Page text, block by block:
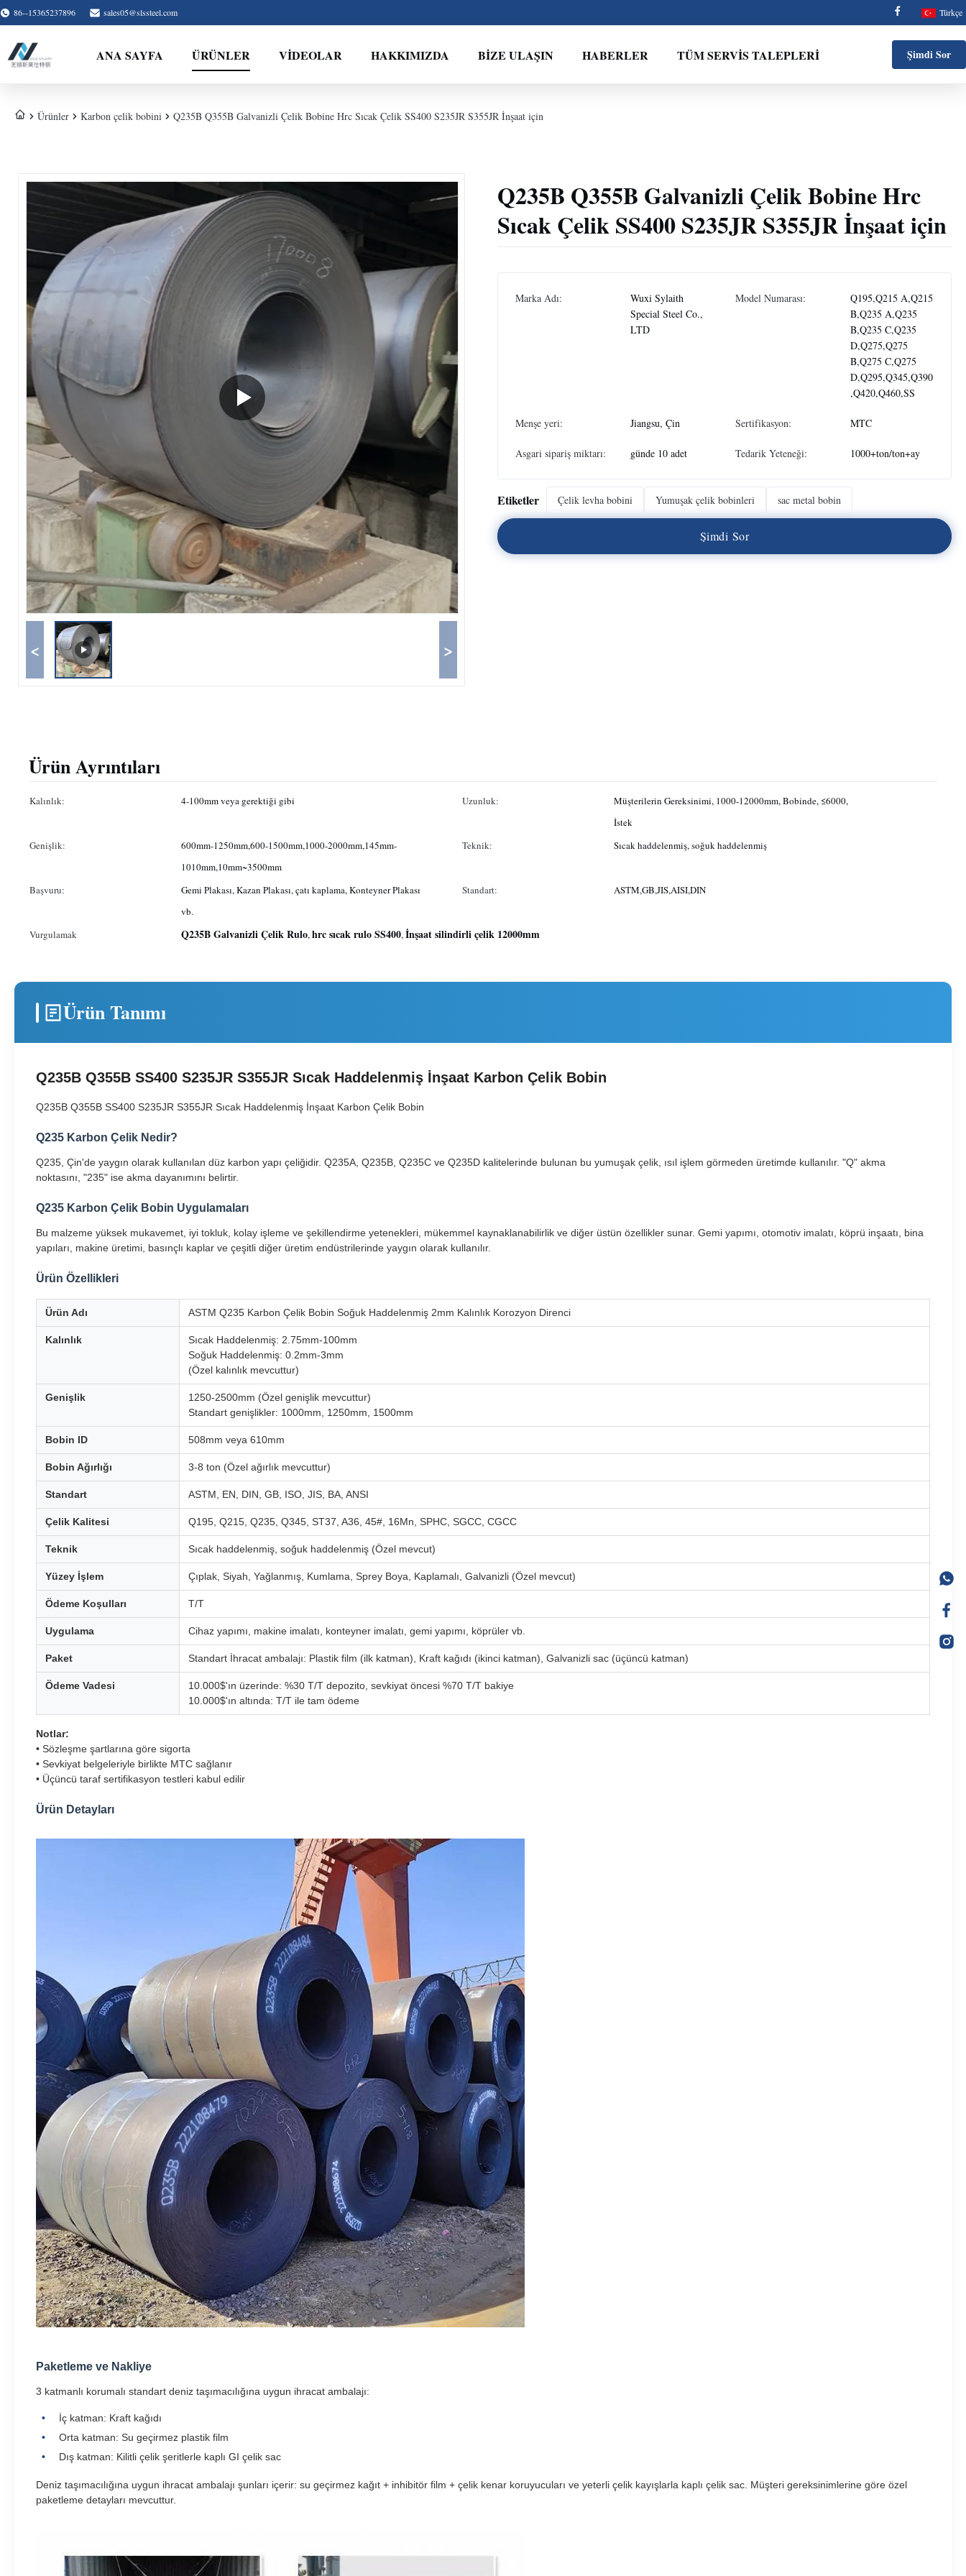
86--15365237896 sales05@slssteel.com Türkçe
ANA SAYFA ÜRÜNLER VİDEOLAR HAKKIMIZDA BIZE ULAŞIN HABERLER TÜM SERVIS TALEPLERI Şimdi Sor
Ürünler Karbon çelik bobini Q235B Q355B Galvanizli Çelik Bobine Hrc Sıcak Çelik SS400 S235JR S355JR İnşaat için
< >
Q235B Q355B Galvanizli Çelik Bobine Hrc
Sıcak Çelik SS400 S235JR S355JR İnşaat için
Marka Adı:
Wuxi Sylaith
Special Steel Co.,
LTD
Model Numarası:
Q195,Q215 A,Q215
B,Q235 A,Q235
B,Q235 C,Q235
D,Q275,Q275
B,Q275 C,Q275
D,Q295,Q345,Q390
,Q420,Q460,SS
Menşe yeri: Jiangsu, Çin Sertifikasyon: MTC
Asgari sipariş miktarı: günde 10 adet Tedarik Yeteneği: 1000+ton/ton+ay
Etiketler Çelik levha bobini Yumuşak çelik bobinleri sac metal bobin
Şimdi Sor
Ürün Ayrıntıları
Kalınlık: 4-100mm veya gerektiği gibi Uzunluk:
Müşterilerin Gereksinimi, 1000-12000mm, Bobinde, ≤6000,
İstek
Genişlik:
600mm-1250mm,600-1500mm,1000-2000mm,145mm-
1010mm,10mm~3500mm
Teknik: Sıcak haddelenmiş, soğuk haddelenmiş
Başvuru:
Gemi Plakası, Kazan Plakası, çatı kaplama, Konteyner Plakası
vb.
Standart: ASTM,GB,JIS,AISI,DIN
Vurgulamak Q235B Galvanizli Çelik Rulo,hrc sıcak rulo SS400,İnşaat silindirli çelik 12000mm
Ürün Tanımı
Q235B Q355B SS400 S235JR S355JR Sıcak Haddelenmiş İnşaat Karbon Çelik Bobin
Q235B Q355B SS400 S235JR S355JR Sıcak Haddelenmiş İnşaat Karbon Çelik Bobin
Q235 Karbon Çelik Nedir?
Q235, Çin'de yaygın olarak kullanılan düz karbon yapı çeliğidir. Q235A, Q235B, Q235C ve Q235D kalitelerinde bulunan bu yumuşak çelik, ısıl işlem görmeden üretimde kullanılır. "Q" akma
noktasını, "235" ise akma dayanımını belirtir.
Q235 Karbon Çelik Bobin Uygulamaları
Bu malzeme yüksek mukavemet, iyi tokluk, kolay işleme ve şekillendirme yetenekleri, mükemmel kaynaklanabilirlik ve diğer üstün özellikler sunar. Gemi yapımı, otomotiv imalatı, köprü inşaatı, bina
yapıları, makine üretimi, basınçlı kaplar ve çeşitli diğer üretim endüstrilerinde yaygın olarak kullanılır.
Ürün Özellikleri
Ürün Adı ASTM Q235 Karbon Çelik Bobin Soğuk Haddelenmiş 2mm Kalınlık Korozyon Direnci
Kalınlık
Sıcak Haddelenmiş: 2.75mm-100mm
Soğuk Haddelenmiş: 0.2mm-3mm
(Özel kalınlık mevcuttur)
Genişlik
1250-2500mm (Özel genişlik mevcuttur)
Standart genişlikler: 1000mm, 1250mm, 1500mm
Bobin ID 508mm veya 610mm
Bobin Ağırlığı 3-8 ton (Özel ağırlık mevcuttur)
Standart ASTM, EN, DIN, GB, ISO, JIS, BA, ANSI
Çelik Kalitesi Q195, Q215, Q235, Q345, ST37, A36, 45#, 16Mn, SPHC, SGCC, CGCC
Teknik Sıcak haddelenmiş, soğuk haddelenmiş (Özel mevcut)
Yüzey İşlem Çıplak, Siyah, Yağlanmış, Kumlama, Sprey Boya, Kaplamalı, Galvanizli (Özel mevcut)
Ödeme Koşulları T/T
Uygulama Cihaz yapımı, makine imalatı, konteyner imalatı, gemi yapımı, köprüler vb.
Paket Standart İhracat ambalajı: Plastik film (ilk katman), Kraft kağıdı (ikinci katman), Galvanizli sac (üçüncü katman)
Ödeme Vadesi
10.000$'ın üzerinde: %30 T/T depozito, sevkiyat öncesi %70 T/T bakiye
10.000$'ın altında: T/T ile tam ödeme
Notlar:
• Sözleşme şartlarına göre sigorta
• Sevkiyat belgeleriyle birlikte MTC sağlanır
• Üçüncü taraf sertifikasyon testleri kabul edilir
Ürün Detayları
Paketleme ve Nakliye
3 katmanlı korumalı standart deniz taşımacılığına uygun ihracat ambalajı:
İç katman: Kraft kağıdı
Orta katman: Su geçirmez plastik film
Dış katman: Kilitli çelik şeritlerle kaplı GI çelik sac
Deniz taşımacılığına uygun ihracat ambalajı şunları içerir: su geçirmez kağıt + inhibitör film + çelik kenar koruyucuları ve yeterli çelik kayışlarla kaplı çelik sac. Müşteri gereksinimlerine göre özel
paketleme detayları mevcuttur.